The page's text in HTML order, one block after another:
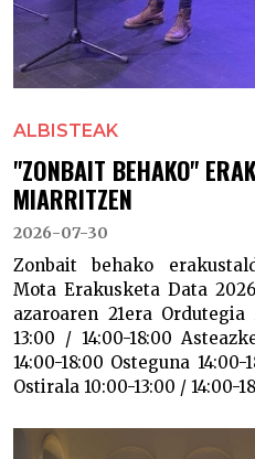
ALBISTEAK
"ZONBAIT BEHAKO"
MIARRITZEN
2026-07-30
Zonbait behako
Mota Erakusketa Data
azaroaren 21era Ordutegia
13:00 / 14:00-18:00
14:00-18:00 Osteguna 14:00-
Ostirala 10:00-13:00 / 14:00-